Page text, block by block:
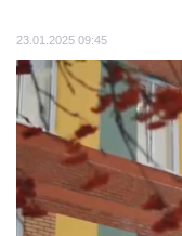
23.01.2025 09:45